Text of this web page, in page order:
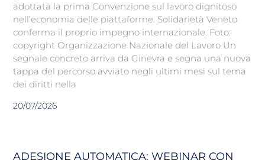
adottata la prima Convenzione sul lavoro dignitoso
nell’economia delle piattaforme. Solidarietà Veneto
conferma il proprio impegno internazionale. Foto:
copyright Organizzazione Nazionale del Lavoro Un
segnale concreto arriva da Ginevra e segna una nuova
tappa del percorso avviato negli ultimi mesi sul tema
dei diritti nella
20/07/2026
ADESIONE AUTOMATICA: WEBINAR CON